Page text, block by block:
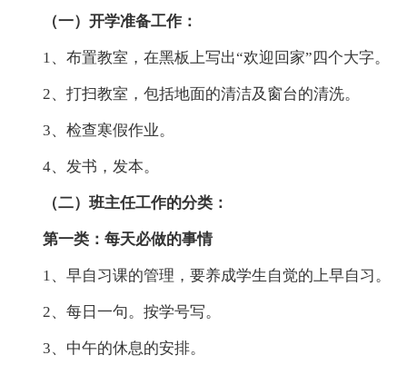
（一）开学准备工作：
1、布置教室，在黑板上写出“欢迎回家”四个大字。
2、打扫教室，包括地面的清洁及窗台的清洗。
3、检查寒假作业。
4、发书，发本。
（二）班主任工作的分类：
第一类：每天必做的事情
1、早自习课的管理，要养成学生自觉的上早自习。
2、每日一句。按学号写。
3、中午的休息的安排。